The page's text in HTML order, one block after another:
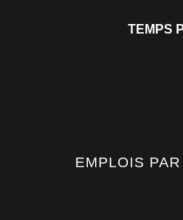
TEMPS
EMPLOIS